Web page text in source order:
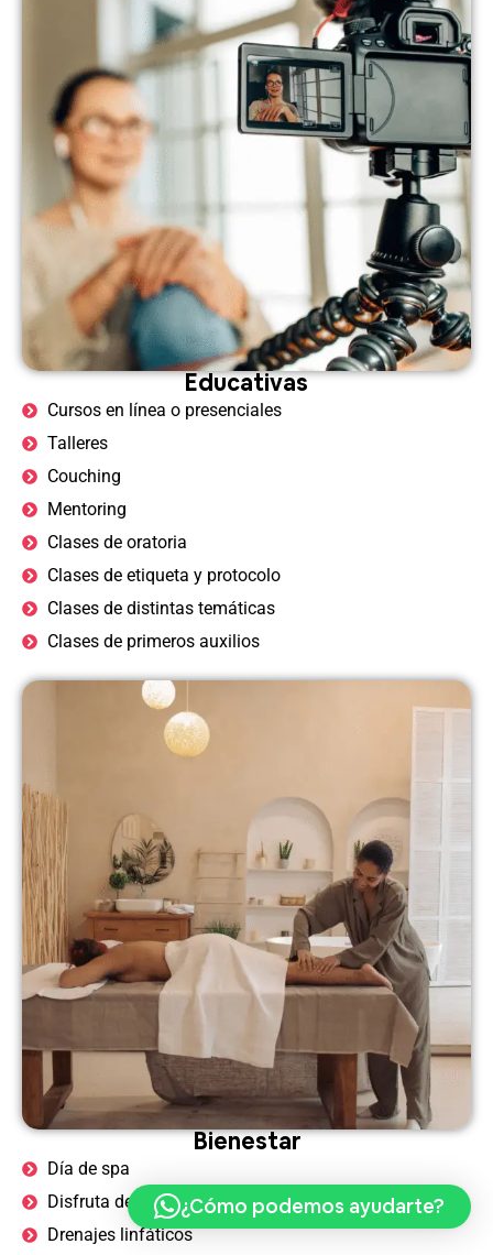
Educativas
Cursos en línea o presenciales
Talleres
Couching
Mentoring
Clases de oratoria
Clases de etiqueta y protocolo
Clases de distintas temáticas
Clases de primeros auxilios
Bienestar
Día de spa
Disfruta de masajes exóticos
Drenajes linfáticos
¿Cómo podemos ayudarte?